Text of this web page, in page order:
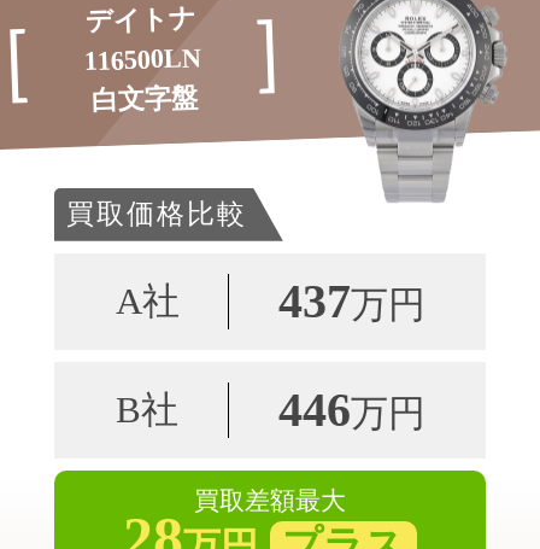
デイトナ
116500LN
白文字盤
買取価格比較
A社 437万円
B社 446万円
買取差額最大